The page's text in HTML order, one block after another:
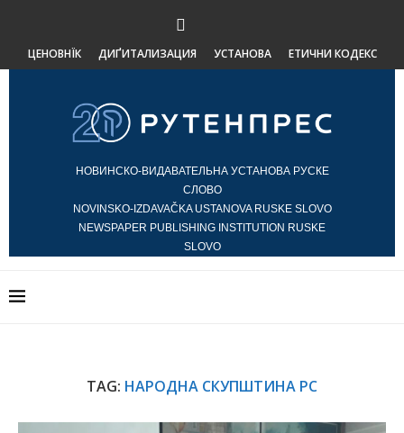
ЦЕНОВНЇК ДИҐИТАЛИЗАЦИЯ УСТАНОВА ЕТИЧНИ КОДЕКС
НОВИНСКО-ВИДАВАТЕЛЬНА УСТАНОВА РУСКЕ
СЛОВО
NOVINSKO-IZDAVAČKA USTANOVA RUSKE SLOVO
NEWSPAPER PUBLISHING INSTITUTION RUSKE
SLOVO
TAG: НАРОДНА СКУПШТИНА РС